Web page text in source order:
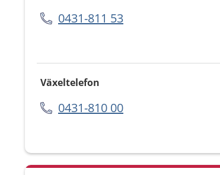
0431-811 53
Växeltelefon
0431-810 00